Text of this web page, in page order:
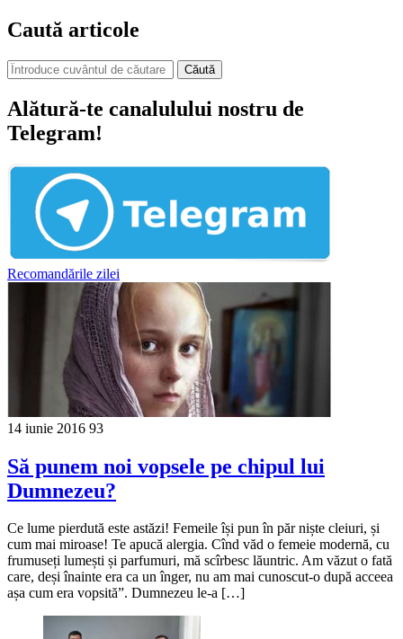
Caută articole
Căută
Alătură-te canalulului nostru de
Telegram!
Recomandările zilei
14 iunie 2016 93
Să punem noi vopsele pe chipul lui
Dumnezeu?
Ce lume pierdută este astăzi! Femeile își pun în păr niște cleiuri, și
cum mai miroase! Te apucă alergia. Cînd văd o femeie modernă, cu
frumuseți lumești și parfumuri, mă scîrbesc lăuntric. Am văzut o fată
care, deși înainte era ca un înger, nu am mai cunoscut-o după acceea
așa cum era vopsită”. Dumnezeu le-a […]